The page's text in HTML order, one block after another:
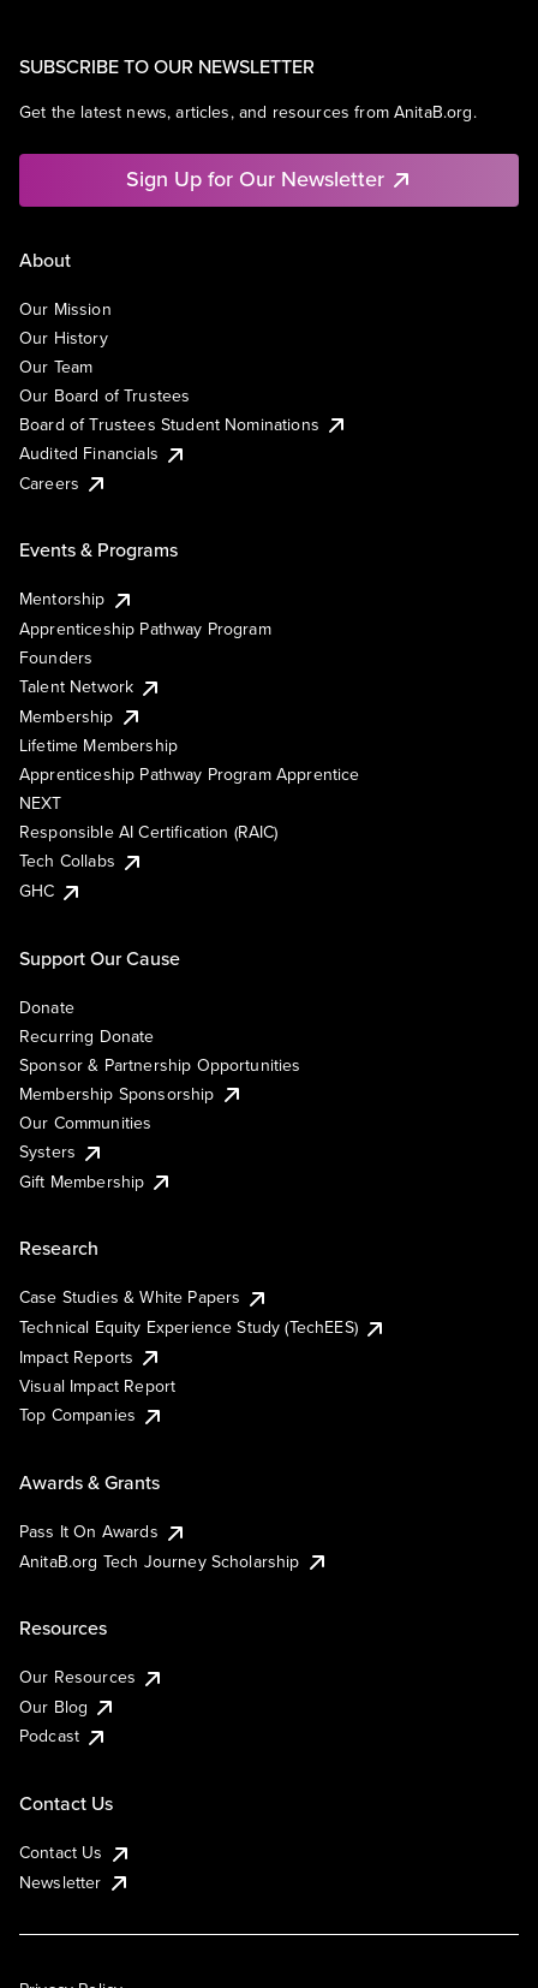
SUBSCRIBE TO OUR NEWSLETTER
Get the latest news, articles, and resources from AnitaB.org.
Sign Up for Our Newsletter
About
Our Mission
Our History
Our Team
Our Board of Trustees
Board of Trustees Student Nominations
Audited Financials
Careers
Events & Programs
Mentorship
Apprenticeship Pathway Program
Founders
Talent Network
Membership
Lifetime Membership
Apprenticeship Pathway Program Apprentice
NEXT
Responsible AI Certification (RAIC)
Tech Collabs
GHC
Support Our Cause
Donate
Recurring Donate
Sponsor & Partnership Opportunities
Membership Sponsorship
Our Communities
Systers
Gift Membership
Research
Case Studies & White Papers
Technical Equity Experience Study (TechEES)
Impact Reports
Visual Impact Report
Top Companies
Awards & Grants
Pass It On Awards
AnitaB.org Tech Journey Scholarship
Resources
Our Resources
Our Blog
Podcast
Contact Us
Contact Us
Newsletter